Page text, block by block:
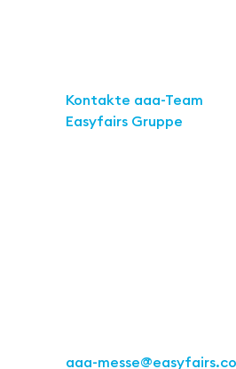
Kontakte aaa-Team
Easyfairs Gruppe
aaa-messe